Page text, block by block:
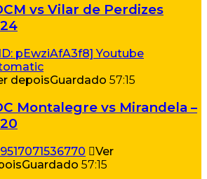
vs Vilar de Perdizes
depoisGuardado 57:15
Montalegre vs Mirandela –
Ver
Guardado 57:15